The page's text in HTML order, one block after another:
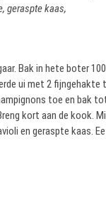
geraspte kaas,
Bak in hete boter
ui met 2
toe en bak
kort aan de kook.
en geraspte kaas.